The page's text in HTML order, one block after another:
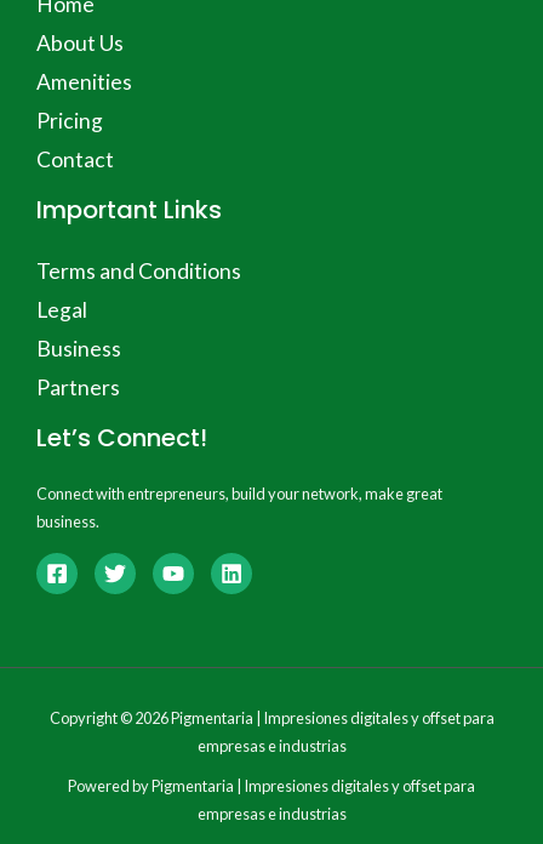
About Us
Amenities
Pricing
Contact
Important Links
Terms and Conditions
Legal
Business
Partners
Let’s Connect!
Connect with entrepreneurs, build your network, make great
business.
Copyright © 2026 Pigmentaria | Impresiones digitales y offset para
empresas e industrias
Powered by Pigmentaria | Impresiones digitales y offset para
empresas e industrias